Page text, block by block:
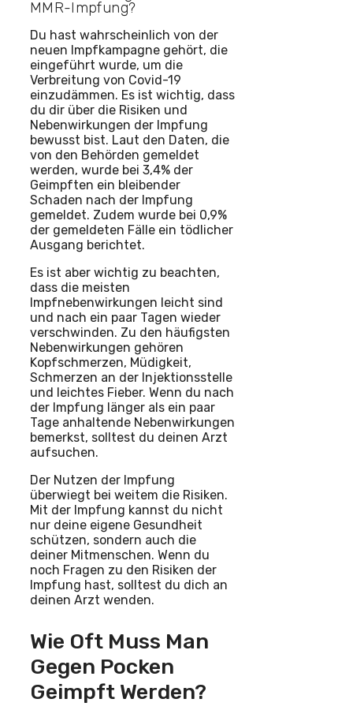
MMR-Impfung?
Du hast wahrscheinlich von der
neuen Impfkampagne gehört, die
eingeführt wurde, um die
Verbreitung von Covid-19
einzudämmen. Es ist wichtig, dass
du dir über die Risiken und
Nebenwirkungen der Impfung
bewusst bist. Laut den Daten, die
von den Behörden gemeldet
werden, wurde bei 3,4% der
Geimpften ein bleibender
Schaden nach der Impfung
gemeldet. Zudem wurde bei 0,9%
der gemeldeten Fälle ein tödlicher
Ausgang berichtet.
Es ist aber wichtig zu beachten,
dass die meisten
Impfnebenwirkungen leicht sind
und nach ein paar Tagen wieder
verschwinden. Zu den häufigsten
Nebenwirkungen gehören
Kopfschmerzen, Müdigkeit,
Schmerzen an der Injektionsstelle
und leichtes Fieber. Wenn du nach
der Impfung länger als ein paar
Tage anhaltende Nebenwirkungen
bemerkst, solltest du deinen Arzt
aufsuchen.
Der Nutzen der Impfung
überwiegt bei weitem die Risiken.
Mit der Impfung kannst du nicht
nur deine eigene Gesundheit
schützen, sondern auch die
deiner Mitmenschen. Wenn du
noch Fragen zu den Risiken der
Impfung hast, solltest du dich an
deinen Arzt wenden.
Wie Oft Muss Man
Gegen Pocken
Geimpft Werden?